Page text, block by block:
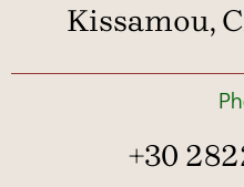
Kissamou,
+30